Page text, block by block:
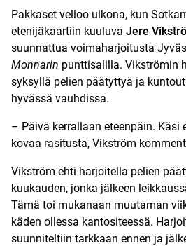
Pakkaset velloo ulkona, kun
etenijäkaartiin kuuluva Jere
suunnattua voimaharjoitusta
Monnarin punttisalilla. Vikströmin
syksyllä pelien päätyttyä ja
hyvässä vauhdissa.
– Päivä kerrallaan eteenpäin. Käsi
kovaa rasitusta, Vikström
Vikström ehti harjoitella pelien
kuukauden, jonka jälkeen
Tämä toi mukanaan muutaman
käden ollessa kantositeessä.
suunniteltiin tarkkaan ennen ja